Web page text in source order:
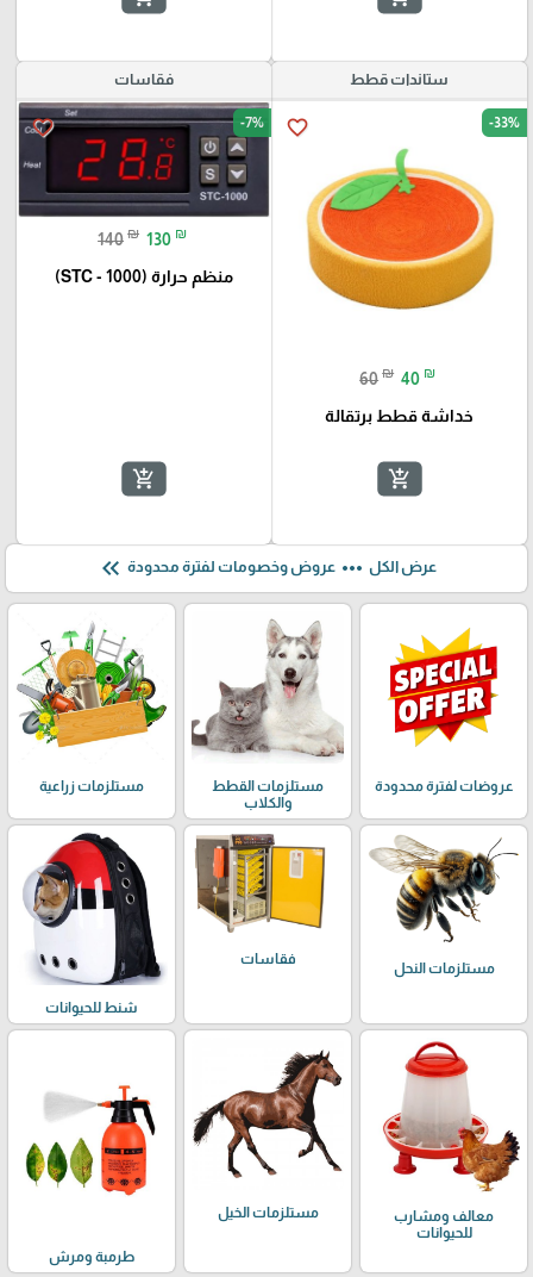
ستاندات قطط
favorite_border -33%
60 ₪ 40 ₪
خداشة قطط برتقالة
add_shopping_cart
فقاسات
favorite_border -7%
140 ₪ 130 ₪
منظم حرارة (STC - 1000)
add_shopping_cart
عرض الكل more_horiz عروض وخصومات لفترة محدودة keyboard_double_arrow_left
عروضات لفترة محدودة
مستلزمات القطط
والكلاب
مستلزمات زراعية
مستلزمات النحل
فقاسات
شنط للحيوانات
معالف ومشارب
للحيوانات
مستلزمات الخيل
طرمبة ومرش